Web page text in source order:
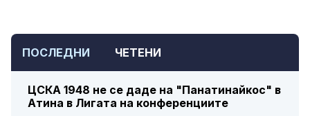
ПОСЛЕДНИ ЧЕТЕНИ
ЦСКА 1948 не се даде на "Панатинайкос" в
Атина в Лигата на конференциите